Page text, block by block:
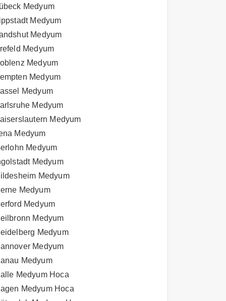
Medyum
Medyum
Medyum
Medyum
Medyum
Medyum
Medyum
Medyum
Medyum
Medyum
Medyum
Medyum
Medyum
Medyum
Medyum
Medyum
Medyum
Medyum
Medyum
Medyum Hoca
Medyum Hoca